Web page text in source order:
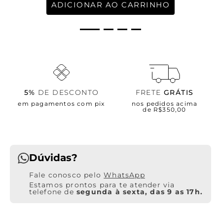
ADICIONAR AO CARRINHO
5% DE DESCONTO
em pagamentos com pix
FRETE GRÁTIS
nos pedidos acima
de R$350,00
Dúvidas?
WhatsApp
Estamos prontos para te atender via
telefone de segunda à sexta, das 9 as 17h.